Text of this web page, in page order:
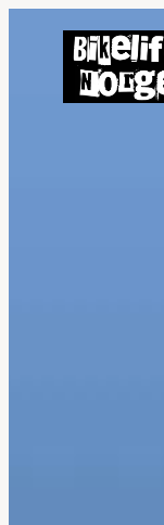
Hopp
innhold